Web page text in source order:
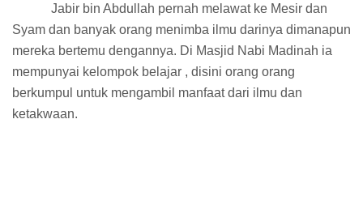
Jabir bin Abdullah pernah melawat ke Mesir dan
Syam dan banyak orang menimba ilmu darinya dimanapun
mereka bertemu dengannya. Di Masjid Nabi Madinah ia
mempunyai kelompok belajar , disini orang orang
berkumpul untuk mengambil manfaat dari ilmu dan
ketakwaan.